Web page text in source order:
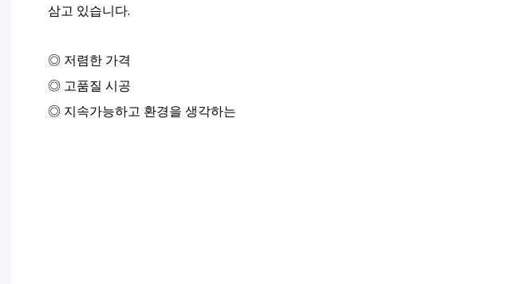
삼고 있습니다.
◎ 저렴한 가격
◎ 고품질 시공
◎ 지속가능하고 환경을 생각하는